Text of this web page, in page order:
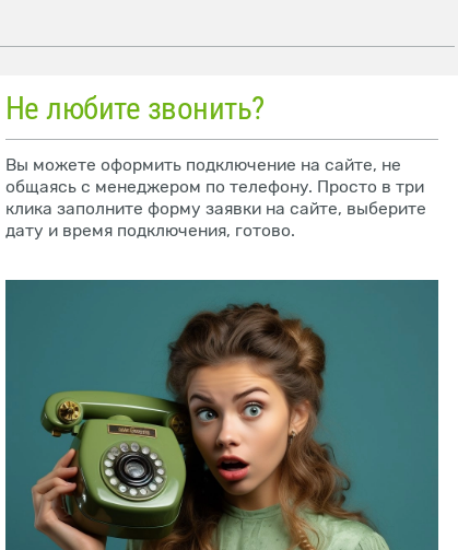
Не любите звонить?
Вы можете оформить подключение на сайте, не
общаясь с менеджером по телефону. Просто в три
клика заполните форму заявки на сайте, выберите
дату и время подключения, готово.